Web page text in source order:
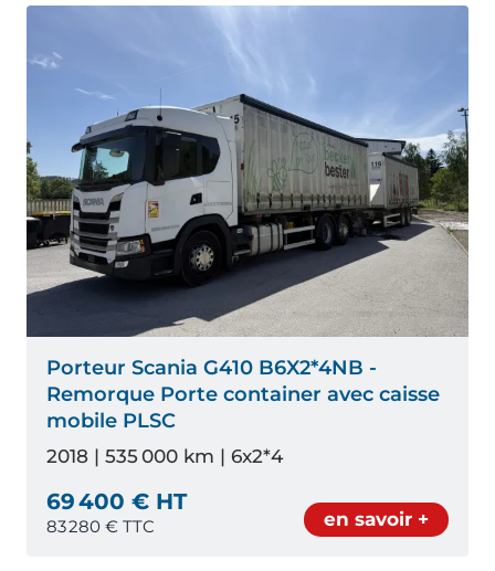
Porteur Scania G410 B6X2*4NB -
Remorque Porte container avec caisse
mobile PLSC
2018 | 535 000 km | 6x2*4
69 400 € HT
83 280 € TTC en savoir +